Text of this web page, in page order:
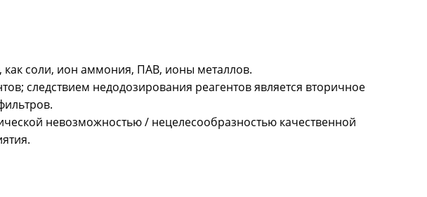
как соли, ион аммония, ПАВ, ионы металлов.
следствием недодозирования реагентов является вторичное
невозможностью / нецелесообразностью качественной